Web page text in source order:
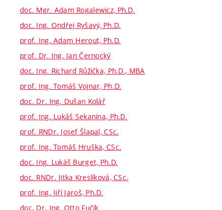
doc. Mgr. Adam Rogalewicz, Ph.D.
doc. Ing. Ondřej Ryšavý, Ph.D.
prof. Ing. Adam Herout, Ph.D.
prof. Dr. Ing. Jan Černocký
doc. Ing. Richard Růžička, Ph.D., MBA
prof. Ing. Tomáš Vojnar, Ph.D.
doc. Dr. Ing. Dušan Kolář
prof. Ing. Lukáš Sekanina, Ph.D.
prof. RNDr. Josef Šlapal, CSc.
prof. Ing. Tomáš Hruška, CSc.
doc. Ing. Lukáš Burget, Ph.D.
doc. RNDr. Jitka Kreslíková, CSc.
prof. Ing. Jiří Jaroš, Ph.D.
doc. Dr. Ing. Otto Fučík